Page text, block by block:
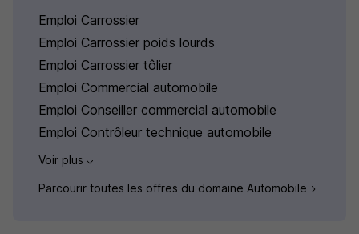
Emploi Carrossier
Emploi Carrossier poids lourds
Emploi Carrossier tôlier
Emploi Commercial automobile
Emploi Conseiller commercial automobile
Emploi Contrôleur technique automobile
Voir plus
Parcourir toutes les offres du domaine Automobile